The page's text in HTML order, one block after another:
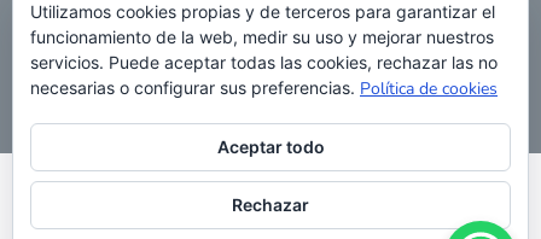
privacidad RRSS |Uso de cookies |Preguntas frecuentes | Web
Utilizamos cookies propias y de terceros para garantizar el
funcionamiento de la web, medir su uso y mejorar nuestros
servicios. Puede aceptar todas las cookies, rechazar las no
necesarias o configurar sus preferencias. Política de cookies
Aceptar todo
Rechazar